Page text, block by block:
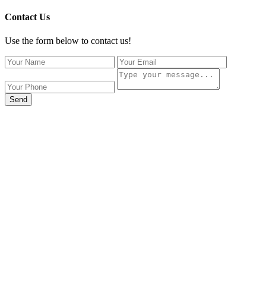
Contact Us
Use the form below to contact us!
Send